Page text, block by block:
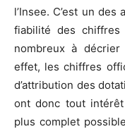
l’Insee. C’est un
fiabilité des
nombreux à décrier
effet, les chiffres
d’attribution des
ont donc tout
plus complet